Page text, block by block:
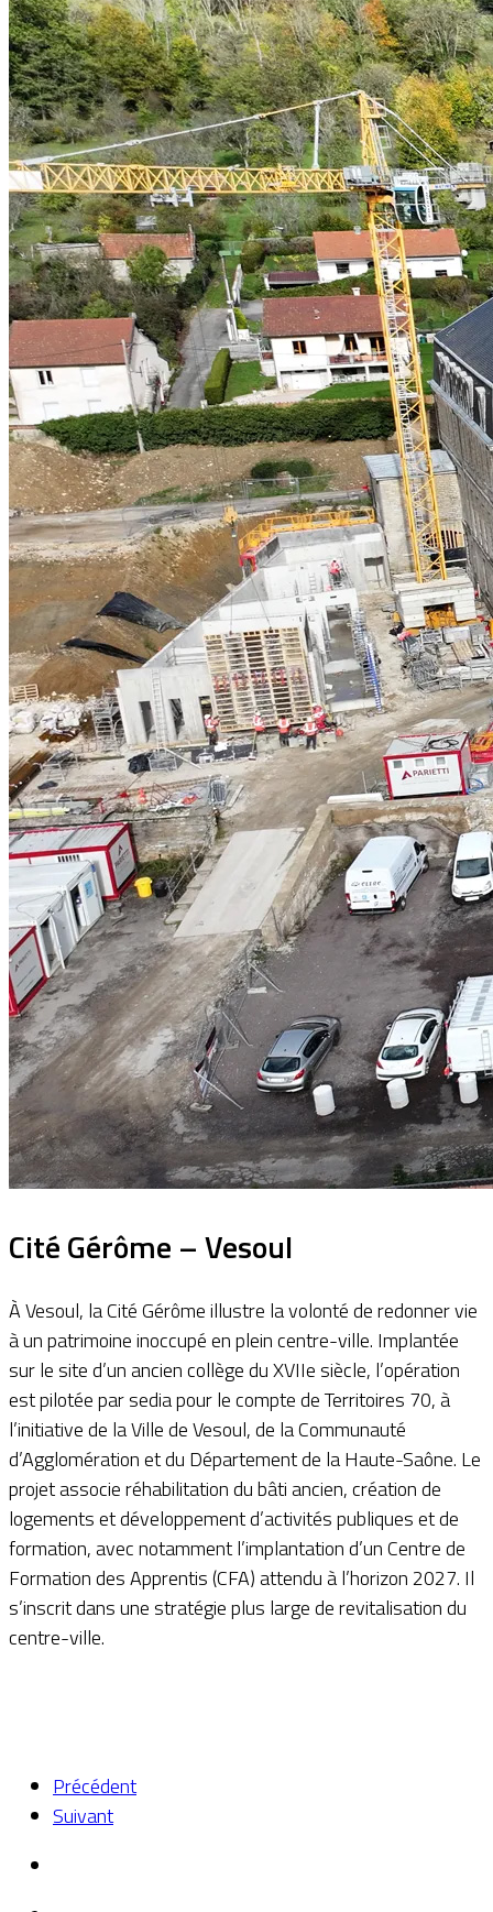
Cité Gérôme – Vesoul
À Vesoul, la Cité Gérôme illustre la volonté de redonner vie
à un patrimoine inoccupé en plein centre-ville. Implantée
sur le site d’un ancien collège du XVIIe siècle, l’opération
est pilotée par sedia pour le compte de Territoires 70, à
l’initiative de la Ville de Vesoul, de la Communauté
d’Agglomération et du Département de la Haute-Saône. Le
projet associe réhabilitation du bâti ancien, création de
logements et développement d’activités publiques et de
formation, avec notamment l’implantation d’un Centre de
Formation des Apprentis (CFA) attendu à l’horizon 2027. Il
s’inscrit dans une stratégie plus large de revitalisation du
centre-ville.
Précédent
Suivant